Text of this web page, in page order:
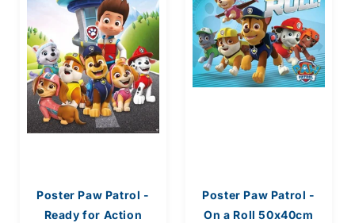
Poster Paw Patrol -
Ready for Action
Poster Paw Patrol -
On a Roll 50x40cm